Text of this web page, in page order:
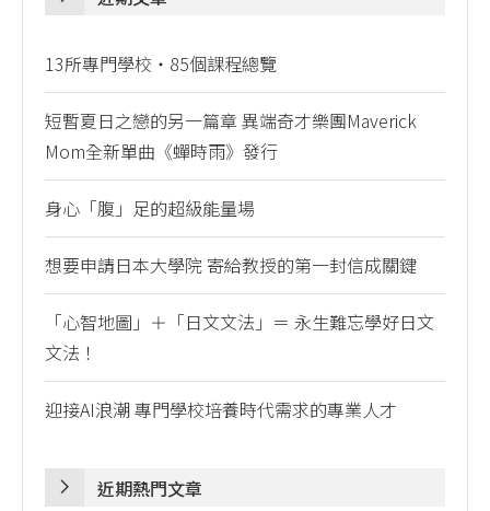
13所專門學校・85個課程總覽
短暫夏日之戀的另一篇章 異端奇才樂團Maverick
Mom全新單曲《蟬時雨》發行
身心「腹」足的超級能量場
想要申請日本大學院 寄給教授的第一封信成關鍵
「心智地圖」＋「日文文法」＝ 永生難忘學好日文
文法！
迎接AI浪潮 專門學校培養時代需求的專業人才
近期熱門文章